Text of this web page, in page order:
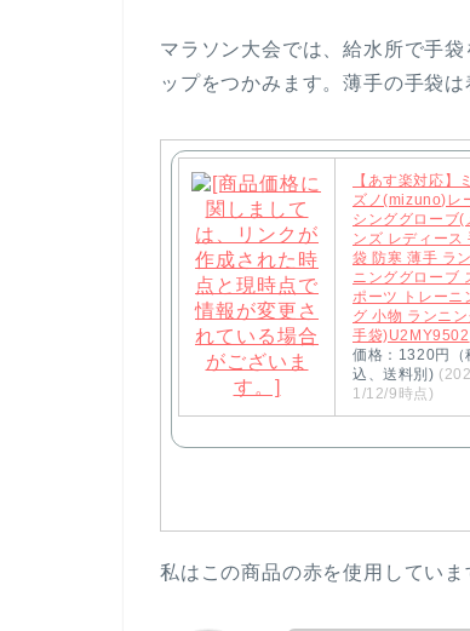
マラソン大会では、給水所で手
ップをつかみます。薄手の手袋
【あす楽対応】ミ
ズノ(mizuno)レ
シンググローブ(
ンズ レディース
袋 防寒 薄手 ラン
ニンググローブ
ポーツ トレーニ
グ 小物 ランニン
手袋)U2MY9502
価格：1320円（
込、送料別) (202
1/12/9時点)
私はこの商品の赤を使用していま